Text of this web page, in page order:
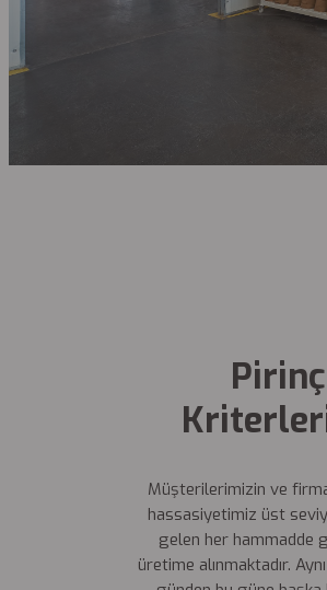
Müşterilerimizin ve
hassasiyetimiz üst
gelen her hammadde
üretime alınmaktadır.